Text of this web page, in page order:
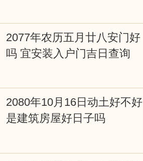
2077年农历五月廿八安门好
吗 宜安装入户门吉日查询
2080年10月16日动土好不好
是建筑房屋好日子吗